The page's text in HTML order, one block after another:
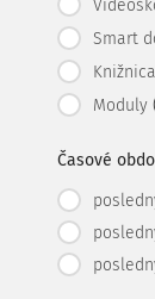
Smart
Knižnica
Moduly
Časové